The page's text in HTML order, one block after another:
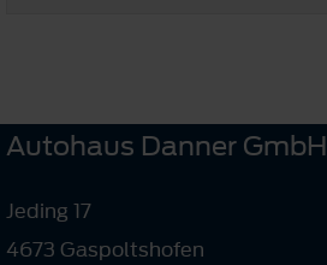
Autohaus Danner GmbH
Jeding 17
4673 Gaspoltshofen